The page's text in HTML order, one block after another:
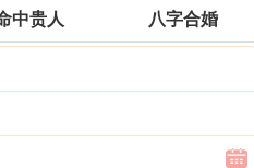
中贵人 八字合婚